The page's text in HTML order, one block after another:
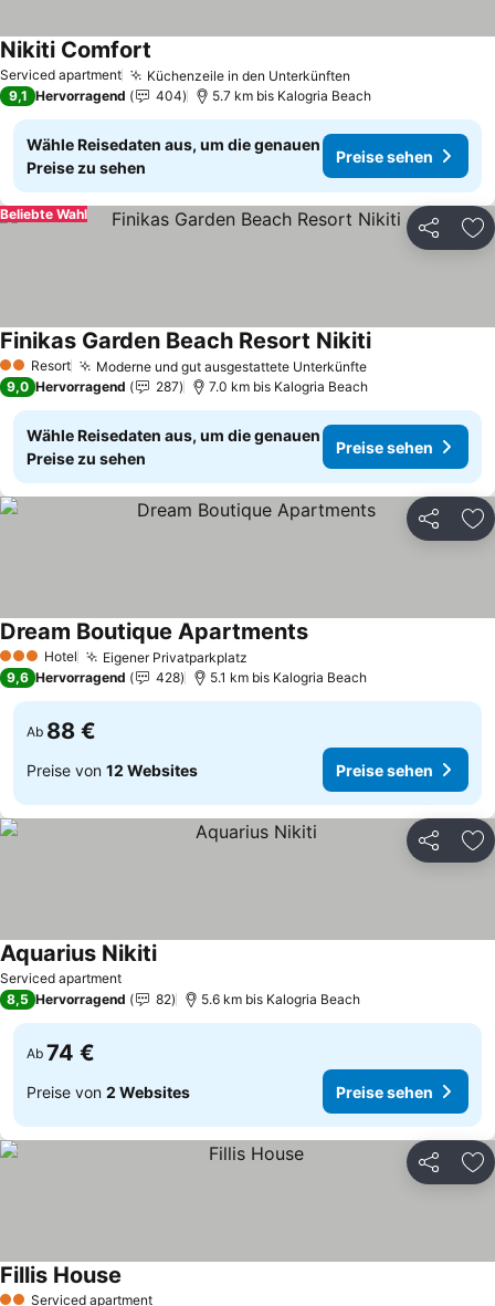
Serviced apartment Küchenzeile in den Unterkünften
Nikiti Comfort
9,1 Hervorragend 404 5.7 km bis Kalogria Beach
Wähle Reisedaten aus, um die genauen
Preise zu sehen
Preise sehen
Teilen
Beliebte Wahl
2 SterneResort Moderne und gut ausgestattete UnterkünftePreise sehen
Finikas Garden Beach Resort NikitiPreise sehen
9,0 Hervorragend 287 7.0 km bis Kalogria Beach
Wähle Reisedaten aus, um die genauen
Preise zu sehen
Preise sehen
Teilen
3 SterneHotel Eigener Privatparkplatz
Dream Boutique ApartmentsPreise sehen
9,6 Hervorragend 428 5.1 km bis Kalogria Beach
Ab 88 €
Preise von 12 Websites Preise sehen
Teilen
Serviced apartment
Aquarius NikitiPreise sehen
8,5 Hervorragend 82 5.6 km bis Kalogria Beach
Ab 74 €
Preise von 2 Websites Preise sehen
Teilen
Serviced apartment
Fillis House